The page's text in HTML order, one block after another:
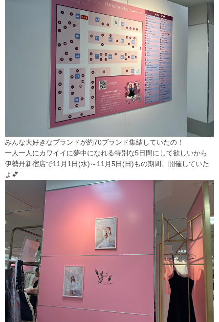
みんな大好きなブランドが約70ブランド集結していたの！
一人一人にカワイイに夢中になれる特別な5日間にして欲しいから
伊勢丹新宿店で11月1日(水)～11月5日(日)もの期間、開催していた
よ💕